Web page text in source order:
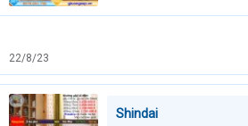
22/8/23
Shindai